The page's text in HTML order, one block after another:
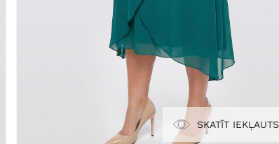
SKATĪT IEKĻAUTS